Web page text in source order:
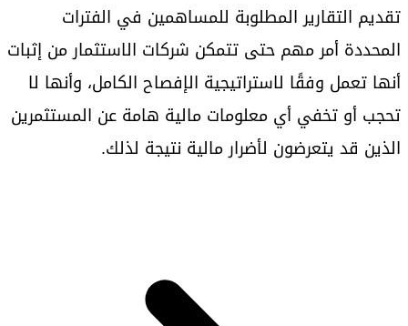
تقديم التقارير المطلوبة للمساهمين في الفترات
المحددة أمر مهم حتى تتمكن شركات الاستثمار من إثبات
أنها تعمل وفقًا لاستراتيجية الإفصاح الكامل، وأنها لا
تحجب أو تخفي أي معلومات مالية هامة عن المستثمرين
الذين قد يتعرضون لأضرار مالية نتيجة لذلك.